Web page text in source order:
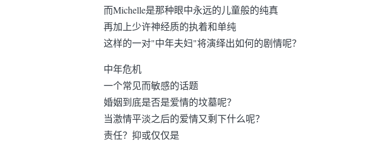
而Michelle是那种眼中永远的儿童般的纯真
再加上少许神经质的执着和单纯
这样的一对"中年夫妇"将演绎出如何的剧情呢？
中年危机
一个常见而敏感的话题
婚姻到底是否是爱情的坟墓呢？
当激情平淡之后的爱情又剩下什么呢？
责任？抑或仅仅是